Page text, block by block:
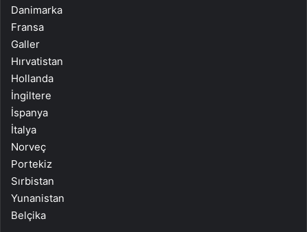
Danimarka
Fransa
Galler
Hırvatistan
Hollanda
İngiltere
İspanya
İtalya
Norveç
Portekiz
Sırbistan
Yunanistan
Belçika